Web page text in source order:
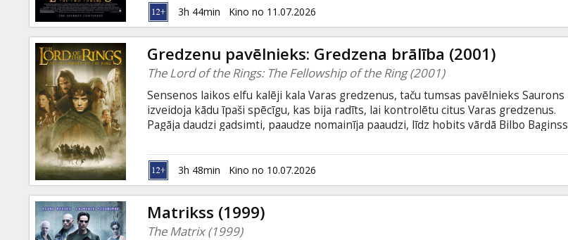
Notiek lielā cīņa starp burvja Sarumana Urukhajiem, nežēlīgām kaujas mašīnām,
un drosmīgajiem Rohānas jātniekiem, kas aizstāv Helma dzīli. Karš par Viduszemi
ir sācies.
3h 44min Kino no 11.07.2026
Gredzenu pavēlnieks: Gredzena brālība (2001)
The Lord of the Rings: The Fellowship of the Ring (2001)
Sensenos laikos elfu kalēji kala Varas gredzenus, taču tumsas pavēlnieks Saurons
izveidoja kādu īpaši spēcīgu, kas bija radīts, lai kontrolētu citus Varas gredzenus.
Pagāja daudzi gadsimti, paaudze nomainīja paaudzi, līdz hobits vārdā Bilbo Baginss
3h 48min Kino no 10.07.2026
Matrikss (1999)
The Matrix (1999)